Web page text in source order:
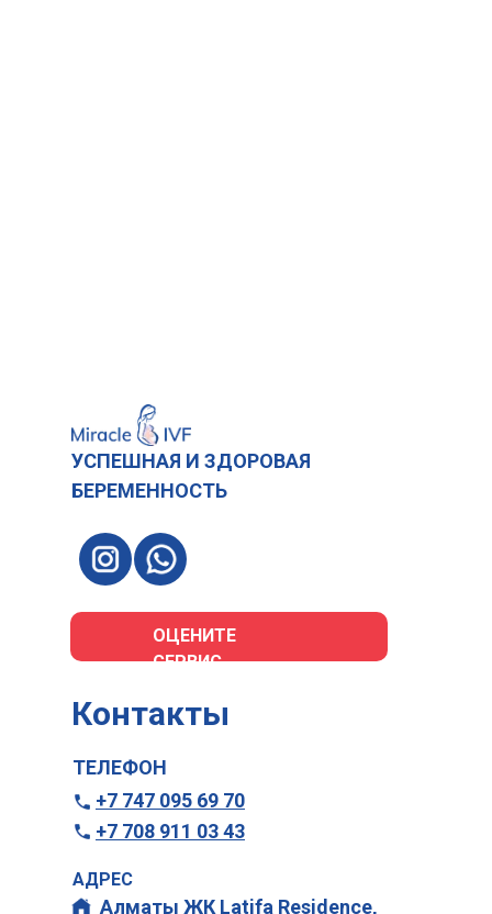
УСПЕШНАЯ И ЗДОРОВАЯ
БЕРЕМЕННОСТЬ
ОЦЕНИТЕ
СЕРВИС
Алматы ЖК Latifa Residence,
АДРЕС
+7 747 095 69 70
+7 708 911 03 43
ТЕЛЕФОН
Контакты